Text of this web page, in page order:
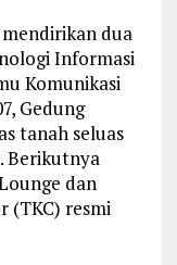
dua
Informasi
Komunikasi
Gedung
tanah seluas
Berikutnya
dan
(TKC) resmi